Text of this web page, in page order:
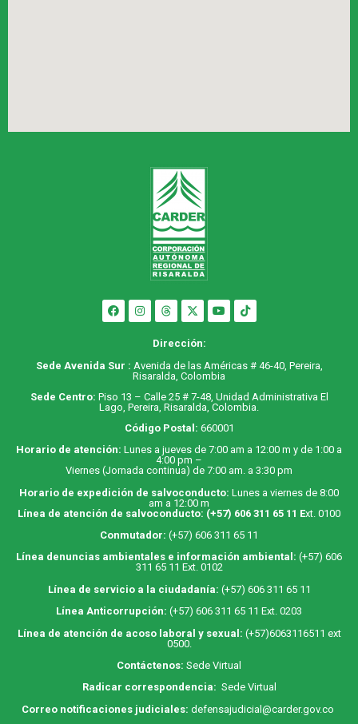
Dirección:
Sede Avenida Sur : Avenida de las Américas # 46-40, Pereira,
Risaralda, Colombia
Sede Centro: Piso 13 – Calle 25 # 7-48, Unidad Administrativa El
Lago, Pereira, Risaralda, Colombia.
Código Postal: 660001
Horario de atención: Lunes a jueves de 7:00 am a 12:00 m y de 1:00 a
4:00 pm –
Viernes (Jornada continua) de 7:00 am. a 3:30 pm
Horario de expedición de salvoconducto: Lunes a viernes de 8:00
am a 12:00 m
Línea de atención de salvoconducto: (+57) 606 311 65 11 Ext. 0100
Conmutador: (+57) 606 311 65 11
Línea denuncias ambientales e información ambiental: (+57) 606
311 65 11 Ext. 0102
Línea de servicio a la ciudadanía: (+57) 606 311 65 11
Línea Anticorrupción: (+57) 606 311 65 11 Ext. 0203
Línea de atención de acoso laboral y sexual: (+57)6063116511 ext
0500.
Contáctenos: Sede Virtual
Radicar correspondencia: Sede Virtual
Correo notificaciones judiciales: defensajudicial@carder.gov.co